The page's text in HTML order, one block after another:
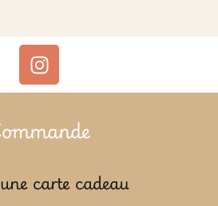
carte cadeau